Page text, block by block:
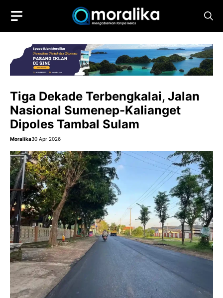
content
Tiga Dekade Terbengkalai, Jalan
Nasional Sumenep-Kalianget
Dipoles Tambal Sulam
Moralika30 Apr 2026